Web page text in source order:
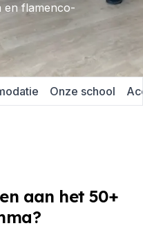
en flamenco-
Onze school
aan het 50+